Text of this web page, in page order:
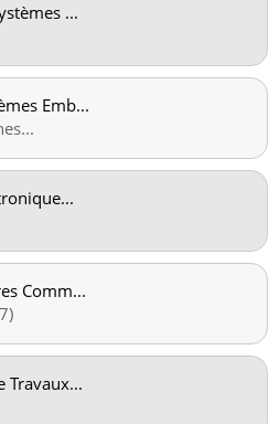
...
Emb...
...
...
Comm...
Travaux...